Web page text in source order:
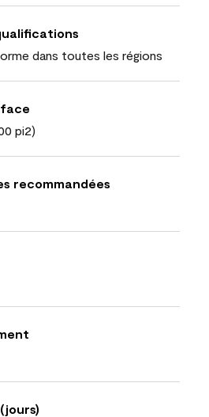
dans toutes les régions
pi2)
recommandées